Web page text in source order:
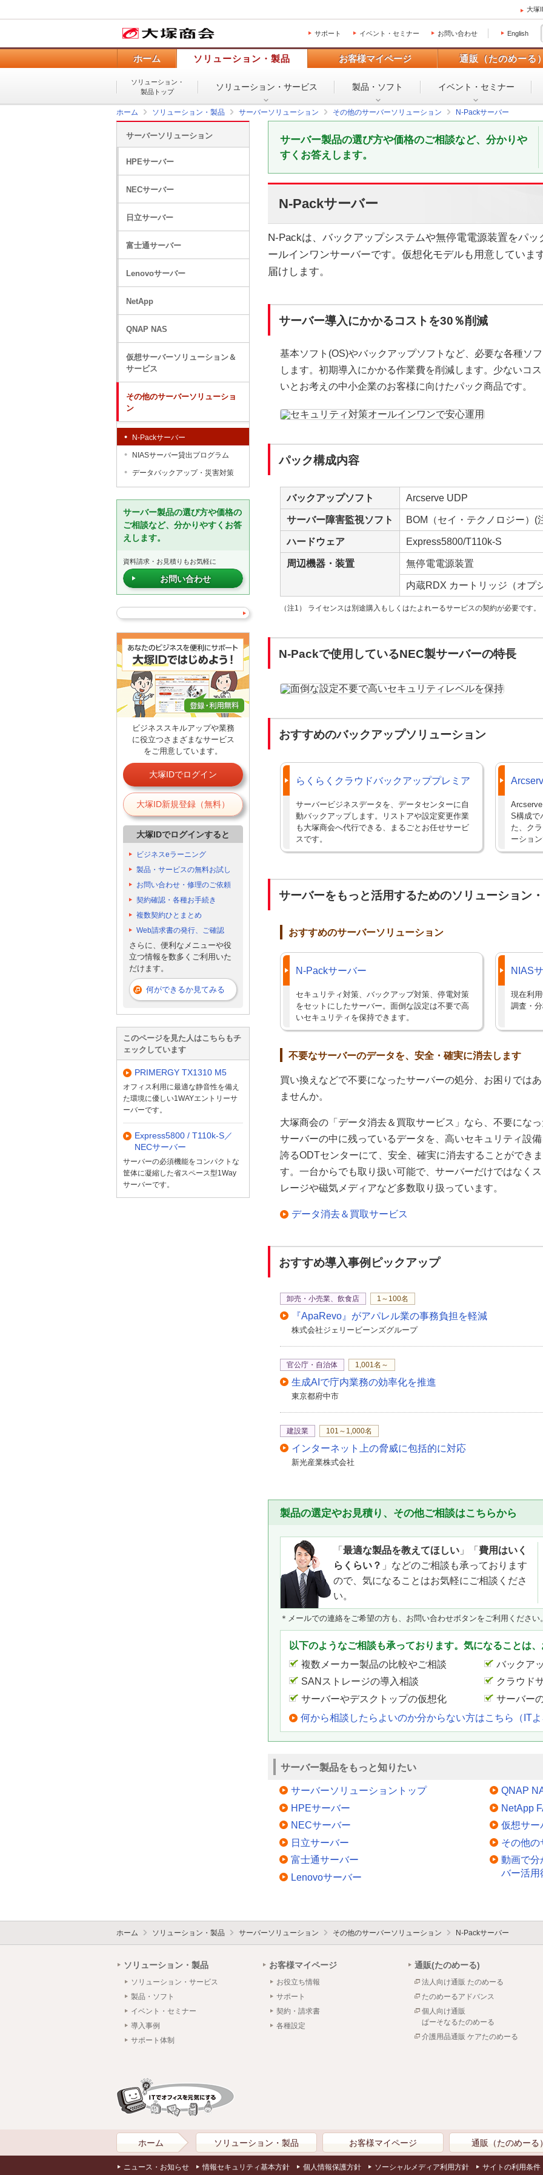
大塚
サポート イベント・セミナー お問い合わせ English
ホーム ソリューション・製品 お客様マイページ 通販（たのめーる）
ソリューション・
製品トップ
ソリューション・ サービス 製品・ソフト イベント・ セミナー
ホーム ソリューション・製品 サーバーソリューション その他のサーバーソリューション N-Packサーバー
サーバー製品の選び方や価格のご相談など、分かりや
すくお答えします。
N-Packサーバー
N-Packは、バックアップシステムや無停電電源装置をパ
ールインワンサーバーです。仮想化モデルも用意していま
届けします。
サーバー導入にかかるコストを30％削減
基本ソフト(OS)やバックアップソフトなど、必要な各種ソ
します。初期導入にかかる作業費を削減します。少ないコ
いとお考えの中小企業のお客様に向けたパック商品です。
パック構成内容
バックアップソフト Arcserve UDP
サーバー障害監視ソフト BOM（セイ・テクノロジー）(
ハードウェア Express5800/T110k-S
周辺機器・装置 無停電電源装置
内蔵RDX カートリッジ（オプ
（注1） ライセンスは別途購入もしくはたよれーるサービスの契約が必要です。
N-Packで使用しているNEC製サーバーの特長
おすすめのバックアップソリューション
らくらくクラウドバックアッププレミア
サーバービジネスデータを、データセンターに自
動バックアップします。リストアや設定変更作業
も大塚商会へ代行できる、まるごとお任せサービ
スです。
S構成で
た、ク
ーション
サーバーをもっと活用するためのソリューション
おすすめのサーバーソリューション
N-Packサーバー
セキュリティ対策、バックアップ対策、停電対策
をセットにしたサーバー。面倒な設定は不要で高
いセキュリティを保持できます。
NIAS
現在利
調査・
不要なサーバーのデータを、安全・確実に消去します
買い換えなどで不要になったサーバーの処分、お困りではあ
ませんか。
大塚商会の「データ消去＆買取サービス」なら、不要になっ
サーバーの中に残っているデータを、高いセキュリティ設備
誇るODTセンターにて、安全、確実に消去することができま
す。一台からでも取り扱い可能で、サーバーだけではなくス
レージや磁気メディアなど多数取り扱っています。
データ消去＆買取サービス
おすすめ導入事例ピックアップ
卸売・小売業、飲食店 1～100名
『ApaRevo』がアパレル業の事務負担を軽減
株式会社ジェリービーンズグループ
官公庁・自治体 1,001名～
生成AIで庁内業務の効率化を推進
東京都府中市
建設業 101～1,000名
インターネット上の脅威に包括的に対応
新光産業株式会社
製品の選定やお見積り、その他ご相談はこちらから
「 最適な製品を教えてほしい 」「 費用はいく
らくらい？ 」などのご相談も承っております
ので、気になることはお気軽にご相談くださ
い。
＊メールでの連絡をご希望の方も、お問い合わせボタンをご利用ください。
以下のようなご相談も承っております。気になることは、
複数メーカー製品の比較やご相談
バックア
SANストレージの導入相談
クラウド
サーバーやデスクトップの仮想化
サーバー
何から相談したらよいのか分からない方はこちら（ITよ
サーバー製品をもっと知りたい
サーバーソリューショントップ
HPEサーバー
NECサーバー
日立サーバー
富士通サーバー
Lenovoサーバー
QNAP
NetApp
仮想サー
その他の
動画で分
バー活用
サーバーソリューション
HPEサーバー
NECサーバー
日立サーバー
富士通サーバー
Lenovoサーバー
NetApp
QNAP NAS
仮想サーバーソリューション＆
サービス
その他のサーバーソリューショ
ン
N-Packサーバー
NIASサーバー貸出プログラム
データバックアップ・災害対策
サーバー製品の選び方や価格の
ご相談など、分かりやすくお答
えします。
資料請求・お見積りもお気軽に
お問い合わせ
ビジネススキルアップや業務
に役立つさまざまなサービス
をご用意しています。
大塚IDでログイン
大塚ID新規登録（無料）
大塚IDでログインすると
ビジネスeラーニング
製品・サービスの無料お試し
お問い合わせ・修理のご依頼
契約確認・各種お手続き
複数契約ひとまとめ
Web請求書の発行、ご確認
さらに、便利なメニューや役
立つ情報を数多くご利用いた
だけます。
何ができるか見てみる
このページを見た人はこちらもチ
ェックしています
PRIMERGY TX1310 M5
オフィス利用に最適な静音性を備え
た環境に優しい1WAYエントリーサ
ーバーです。
Express5800 / T110k-S／
NECサーバー
サーバーの必須機能をコンパクトな
筐体に凝縮した省スペース型1Way
サーバーです。
ホーム ソリューション・製品 サーバーソリューション その他のサーバーソリューション N-Packサーバー
ソリューション・製品
ソリューション・サービス
製品・ソフト
イベント・セミナー
導入事例
サポート体制
お客様マイページ
お役立ち情報
サポート
契約・請求書
各種設定
通販(たのめーる)
法人向け通販 たのめーる
たのめーるアドバンス
個人向け通販
ぱーそなるたのめーる
介護用品通販 ケアたのめーる
ホーム ソリューション・製品 お客様マイページ 通販（たのめーる）
ニュース・お知らせ 情報セキュリティ基本方針 個人情報保護方針 ソーシャルメディア利用方針 サイトの利用条件